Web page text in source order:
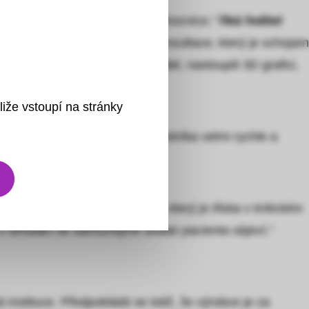
A začali jsme objíždět nemocnice,“
říká ředitel
potřebovala partnera pro konzultace, který je schopen
základní ideový model, nastoupili 3D grafici,
způsobem lze totiž zdravotníka velmi rychle a
v zorném poli také pacienta, který je třeba v kritickém
se samozřejmě avatar pacienta objeví,“
Předpokládá se totiž, že výrobce je za
vstoupí na stránky